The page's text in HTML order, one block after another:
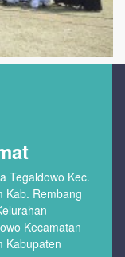
Tegaldowo Kec.
Kab. Rembang
Kecamatan
Kabupaten